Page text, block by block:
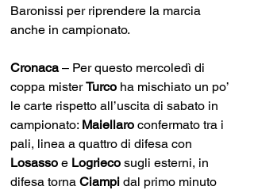
Baronissi per riprendere la marcia
anche in campionato.
Cronaca – Per questo mercoledì di
coppa mister Turco ha mischiato un po’
le carte rispetto all’uscita di sabato in
campionato: Maiellaro confermato tra i
pali, linea a quattro di difesa con
Losasso e Logrieco sugli esterni, in
difesa torna Ciampi dal primo minuto